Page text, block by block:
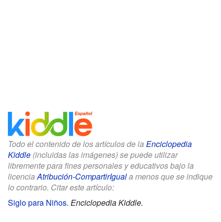
Todo el contenido de los artículos de la Enciclopedia
Kiddle (incluidas las imágenes) se puede utilizar
libremente para fines personales y educativos bajo la
licenciaAtribución-CompartirIguala menos que se indique
lo contrario. Citar este artículo:
Siglo para Niños. Enciclopedia Kiddle.